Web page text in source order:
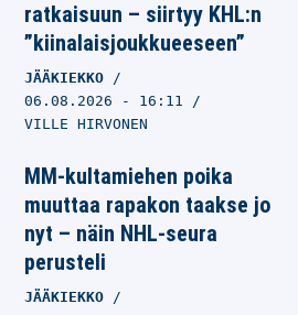
ratkaisuun – siirtyy KHL:n
”kiinalaisjoukkueeseen”
JÄÄKIEKKO
06.08.2026 - 16:11
VILLE HIRVONEN
MM-kultamiehen poika
muuttaa rapakon taakse jo
nyt – näin NHL-seura
perusteli
JÄÄKIEKKO